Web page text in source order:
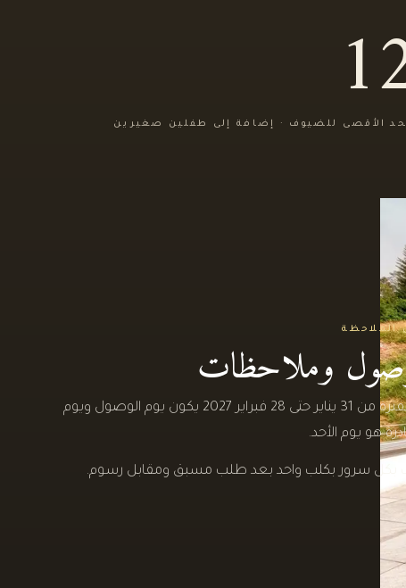
الأقصى للضيوف · إضافة إلى طفلين صغيرين
الملاحظة
وملاحظات
في الفترة من 31 يناير حتى 28 فبراير 2027 يكون يوم الوصول ويوم
هو يوم الأحد.
بكل سرور بكلب واحد بعد طلب مسبق ومقابل رسوم.